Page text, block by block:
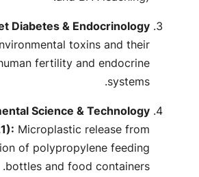
Diabetes & Endocrinology
toxins and their
fertility and endocrine
systems.
Science & Technology
Microplastic release from
of polypropylene feeding
bottles and food containers.